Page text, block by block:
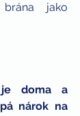
brána jako
je doma a
nárok na